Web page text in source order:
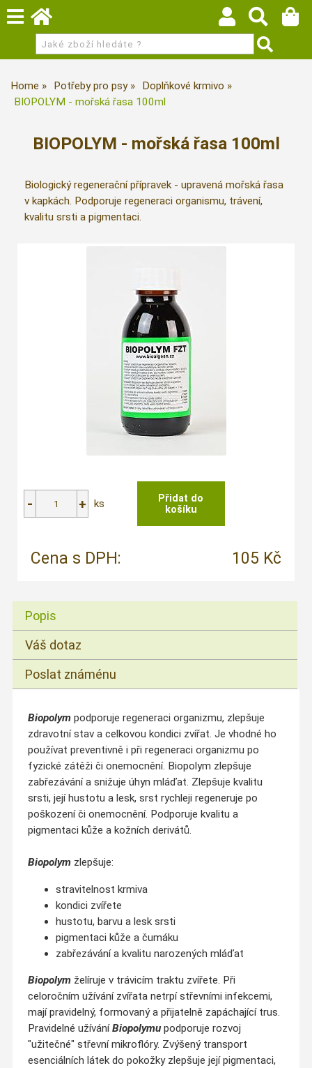
Home Potřeby pro psy
Doplňkové krmivo
BIOPOLYM - mořská řasa 100ml
BIOPOLYM - mořská řasa 100ml
Biologický regenerační přípravek - upravená mořská řasa
v kapkách. Podporuje regeneraci organismu, trávení,
kvalitu srsti a pigmentaci.
ks
Cena s DPH: 105 Kč
Popis
Váš dotaz
Poslat známénu
Biopolympodporuje regeneraci organizmu, zlepšuje
zdravotní stav a celkovou kondici zvířat. Je vhodné ho
používat preventivně i při regeneraci organizmu po
fyzické zátěži či onemocnění. Biopolym zlepšuje
zabřezávání a snižuje úhyn mláďat. Zlepšuje kvalitu
srsti, její hustotu a lesk, srst rychleji regeneruje po
poškození či onemocnění. Podporuje kvalitu a
pigmentaci kůže a kožních derivátů.
Biopolymzlepšuje:
stravitelnost krmiva
kondici zvířete
hustotu, barvu a lesk srsti
pigmentaci kůže a čumáku
zabřezávání a kvalitu narozených mláďat
Biopolymželíruje v trávicím traktu zvířete. Při
celoročním užívání zvířata netrpí střevními infekcemi,
mají pravidelný, formovaný a přijatelně zapáchající trus.
Pravidelné užíváníBiopolymupodporuje rozvoj
"užitečné" střevní mikroflóry. Zvýšený transport
esenciálních látek do pokožky zlepšuje její pigmentaci,